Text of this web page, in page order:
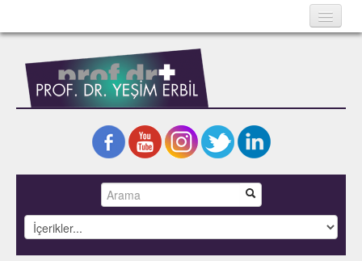
Hakkında
Bilimsel Yazılar
Projeler
Fotoğraflar
Basında Yeşim Erbil